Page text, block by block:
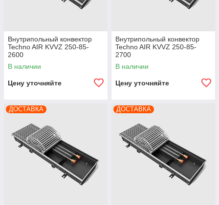
Внутрипольный конвектор
Techno AIR KVVZ 250-85-
2600
В наличии
Цену уточняйте
Внутрипольный конвектор
Techno AIR KVVZ 250-85-
2700
В наличии
Цену уточняйте
ДОСТАВКА ДОСТАВКА